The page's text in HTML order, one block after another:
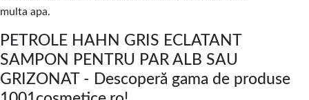
multa apa.
PETROLE HAHN GRIS ECLATANT
SAMPON PENTRU PAR ALB SAU
GRIZONAT - Descoperă gama de produse